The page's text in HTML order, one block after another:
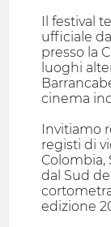
Il festival
ufficiale
presso la
luoghi
cinema
Invitiamo
registi di
Colombia,
dal Sud
edizione